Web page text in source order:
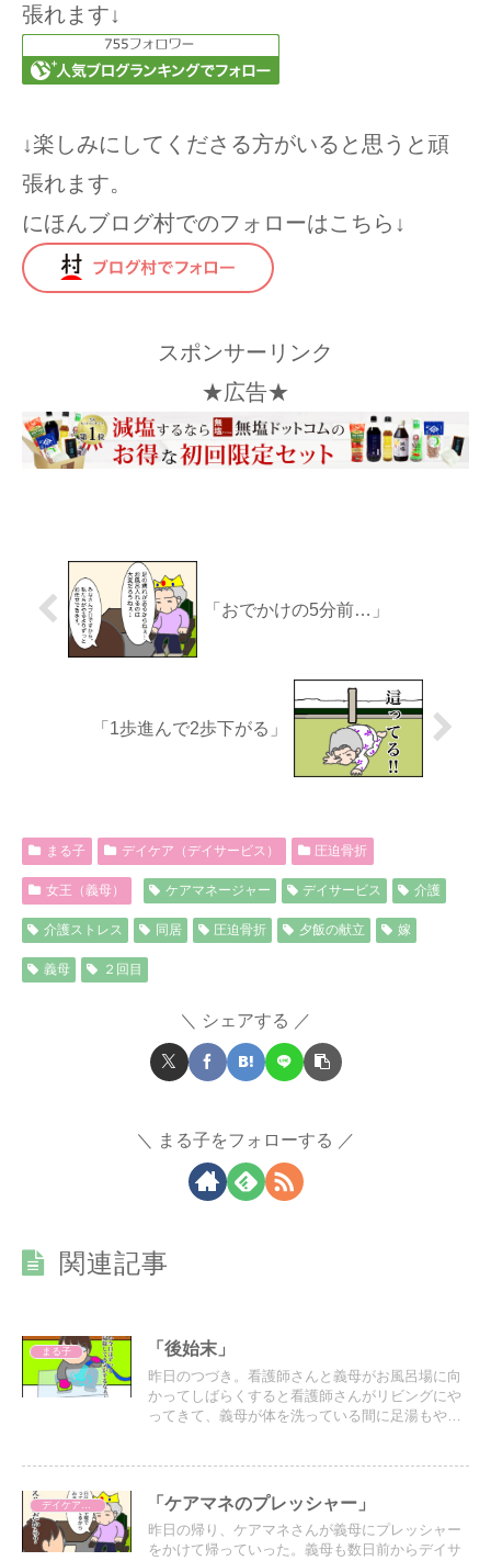
張れます↓
↓楽しみにしてくださる方がいると思うと頑
張れます。
にほんブログ村でのフォローはこちら↓
スポンサーリンク
★広告★
「おでかけの5分前…」
「1歩進んで2歩下がる」
まる子 デイケア（デイサービス） 圧迫骨折
女王（義母） ケアマネージャー デイサービス 介護
介護ストレス 同居 圧迫骨折 夕飯の献立 嫁
義母 ２回目
シェアする
まる子をフォローする
関連記事
まる子 「後始末」
昨日のつづき。看護師さんと義母がお風呂場に向
かってしばらくすると看護師さんがリビングにや
ってきて、義母が体を洗っている間に足湯もやり
デイケア（デイサービス） 「ケアマネのプレッシャー」
昨日の帰り、ケアマネさんが義母にプレッシャー
をかけて帰っていった。義母も数日前からデイサ